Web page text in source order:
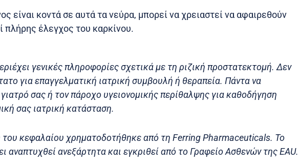
είναι κοντά σε αυτά τα νεύρα, μπορεί να χρειαστεί να αφαιρεθούν
πλήρης έλεγχος του καρκίνου.
γενικές πληροφορίες σχετικά με τη ριζική προστατεκτομή. Δεν
για επαγγελματική ιατρική συμβουλή ή θεραπεία. Πάντα να
σας ή τον πάροχο υγειονομικής περίθαλψης για καθοδήγηση
σας ιατρική κατάσταση.
του κεφαλαίου χρηματοδοτήθηκε από τη Ferring Pharmaceuticals. Το
αναπτυχθεί ανεξάρτητα και εγκριθεί από το Γραφείο Ασθενών της EAU.